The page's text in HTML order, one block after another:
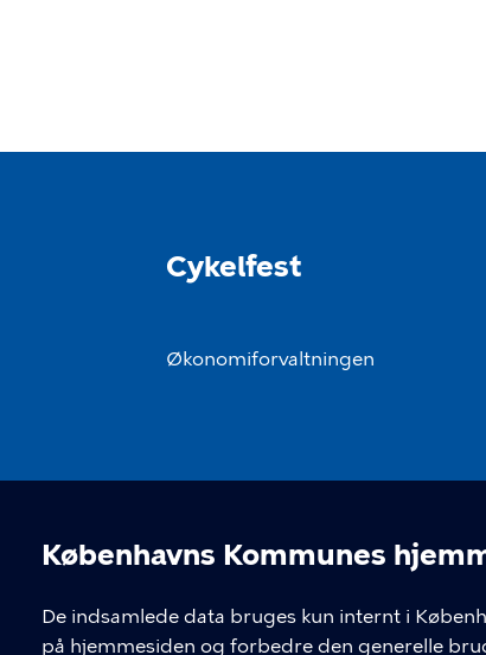
Københavns Kommunes
De indsamlede data bruges kun internt i
på hjemmesiden og forbedre den generelle
Cykelfest
Økonomiforvaltningen
Rådhuspladsen 1
presse.okf@kk.dk